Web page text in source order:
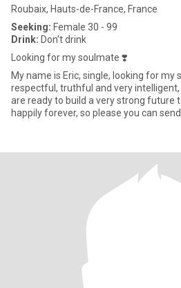
Roubaix, Hauts-de-France, France
Seeking: Female 30 - 99
Drink: Don't drink
Looking for my soulmate ❣️
My name is Eric, single, looking for my
respectful, truthful and very
are ready to build a very strong future
happily forever, so please you can